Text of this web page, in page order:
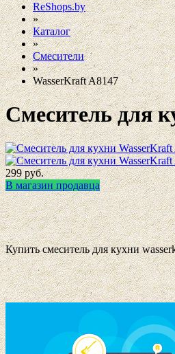
ReShops.by
»
Каталог
»
Смесители
»
WasserKraft A8147
Смеситель для
299руб.
В магазин продавца
Купить смеситель для кухни